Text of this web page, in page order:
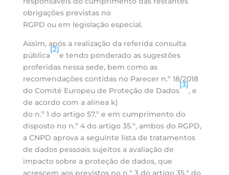
obrigações previstas no
RGPD ou em legislação especial.
Assim, após a realização da referida consulta
pública
[2]
e tendo ponderado as sugestões
proferidas nessa sede, bem como as
recomendações contidas no Parecer n.º 18/2018
do Comité Europeu de Proteção de Dados
[3]
, e
de acordo com a alínea k)
do n.º 1 do artigo 57.º e em cumprimento do
disposto no n.º 4 do artigo 35.º, ambos do RGPD,
a CNPD aprova a seguinte lista de tratamentos
de dados pessoais sujeitos a avaliação de
impacto sobre a proteção de dados, que
acrescem aos previstos no n.º 3 do artigo 35.º do